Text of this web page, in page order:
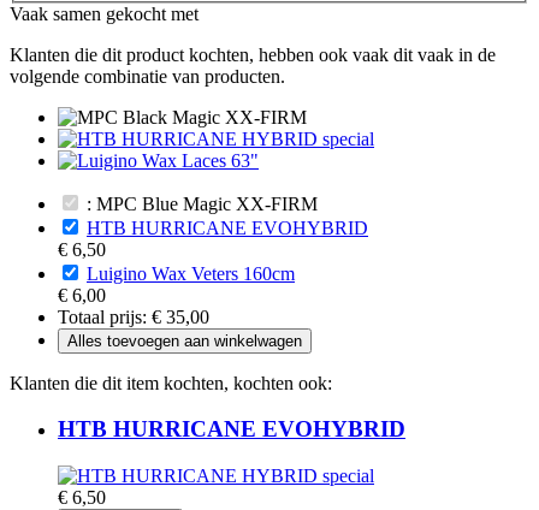
Vaak samen gekocht met
Klanten die dit product kochten, hebben ook vaak dit vaak in de
volgende combinatie van producten.
: MPC Blue Magic XX-FIRM
HTB HURRICANE EVOHYBRID
€ 6,50
Luigino Wax Veters 160cm
€ 6,00
Totaal prijs: € 35,00
Alles toevoegen aan winkelwagen
Klanten die dit item kochten, kochten ook:
HTB HURRICANE EVOHYBRID
€ 6,50